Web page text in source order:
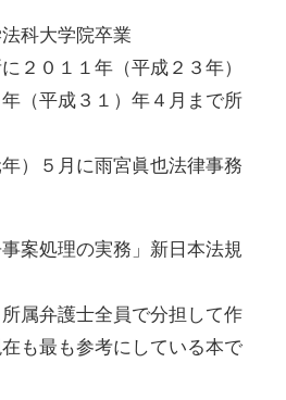
科大学院卒業
２０１１年（平成２３年）
（平成３１）年４月まで所
）５月に雨宮眞也法律事務
事案処理の実務」新日本法規
属弁護士全員で分担して作
も最も参考にしている本で